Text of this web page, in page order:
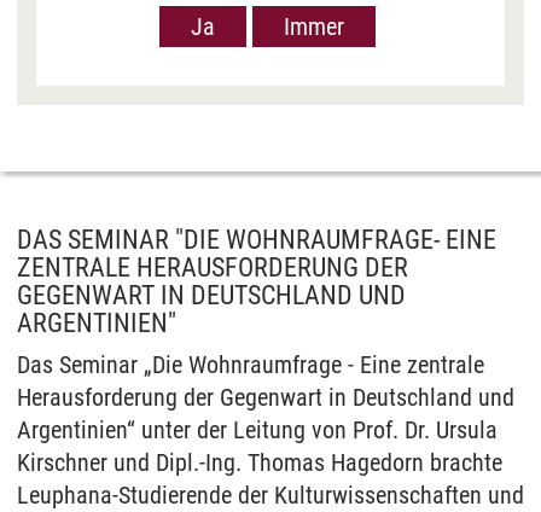
Datenschutzerklärung
Videos anzuzeigen. Der Europäische Gerichtshof
an EU-Standards, jedoch als unzureichend
verarbeitet werden können. Klicken Sie auf „Ja“
Videos. Bei Klick auf „Immer“ erfolgt die
Weitergabe generell bei Anzeige von Youtube-
Videos auf unserer Seite. Nähere Informationen
hierzu entnehmen Sie bitte unserer
Datenschutzerklärung .
Ja Immer
DAS SEMINAR "DIE WOHNRAUMFRAGE- EINE
ZENTRALE HERAUSFORDERUNG DER
GEGENWART IN DEUTSCHLAND UND
ARGENTINIEN"
Das Seminar „Die Wohnraumfrage - Eine zentrale
Herausforderung der Gegenwart in Deutschland und
Argentinien“ unter der Leitung von Prof. Dr. Ursula
Kirschner und Dipl.-Ing. Thomas Hagedorn brachte
Leuphana-Studierende der Kulturwissenschaften und